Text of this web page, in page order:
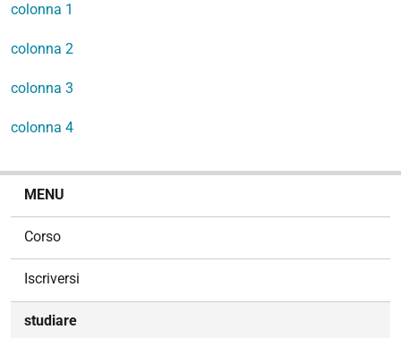
colonna 1
colonna 2
colonna 3
colonna 4
MENU
Corso
Iscriversi
studiare